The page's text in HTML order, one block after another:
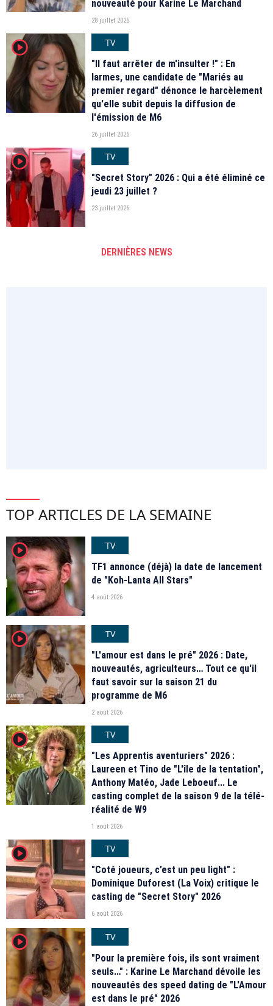
nouveauté pour Karine Le Marchand
28 juillet 2026
player2
TV
"Il faut arrêter de m'insulter !" : En
larmes, une candidate de "Mariés au
premier regard" dénonce le harcèlement
qu'elle subit depuis la diffusion de
l'émission de M6
26 juillet 2026
player2
TV
"Secret Story" 2026 : Qui a été éliminé ce
jeudi 23 juillet ?
23 juillet 2026
DERNIÈRES NEWS
TOP ARTICLES DE LA SEMAINE
player2
TV
TF1 annonce (déjà) la date de lancement
de "Koh-Lanta All Stars"
4 août 2026
player2
TV
"L'amour est dans le pré" 2026 : Date,
nouveautés, agriculteurs… Tout ce qu'il
faut savoir sur la saison 21 du
programme de M6
2 août 2026
player2
TV
"Les Apprentis aventuriers" 2026 :
Laureen et Tino de "L'île de la tentation",
Anthony Matéo, Jade Leboeuf... Le
casting complet de la saison 9 de la télé-
réalité de W9
1 août 2026
player2
TV
"Coté joueurs, c’est un peu light" :
Dominique Duforest (La Voix) critique le
casting de "Secret Story" 2026
6 août 2026
player2
TV
"Pour la première fois, ils sont vraiment
seuls…" : Karine Le Marchand dévoile les
nouveautés des speed dating de "L'Amour
est dans le pré" 2026